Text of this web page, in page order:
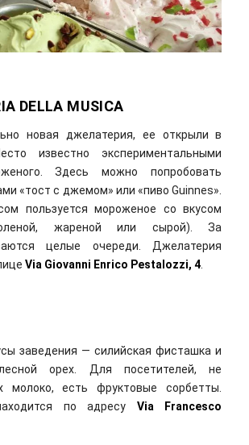
DELLA MUSICA
новая джелатерия, ее открыли в
известно экспериментальными
Здесь можно попробовать
«тост с джемом» или «пиво Guinnes».
пользуется мороженое со вкусом
жареной или сырой). За
целые очереди. Джелатерия
Via Giovanni Enrico Pestalozzi, 4.
заведения — силийская фисташка и
орех. Для посетителей, не
молоко, есть фруктовые сорбетты.
по адресу Via Francesco